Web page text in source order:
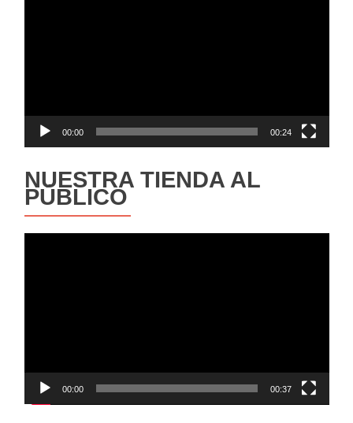
00:00 00:24
NUESTRA TIENDA AL
PÚBLICO
00:00 00:37